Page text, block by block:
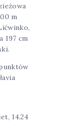
m
197 cm
14.24